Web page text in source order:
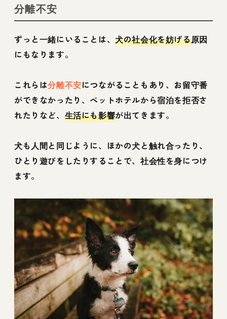
分離不安
ずっと一緒にいることは、犬の社会化を妨げる原因
にもなります。
これらは分離不安につながることもあり、お留守番
ができなかったり、ペットホテルから宿泊を拒否さ
れたりなど、 生活にも影響が出てきます。
犬も人間と同じように、ほかの犬と触れ合ったり、
ひとり遊びをしたりすることで、社会性を身につけ
ます。